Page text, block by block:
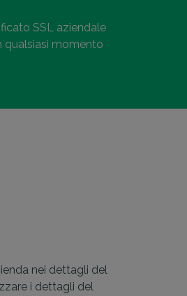
SSL aziendale
qualsiasi momento
nei dettagli del
i dettagli del